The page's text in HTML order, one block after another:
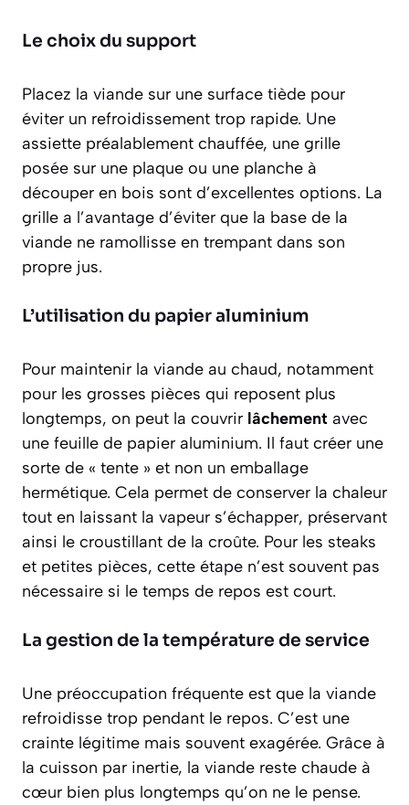
Le choix du support
Placez la viande sur une surface tiède pour
éviter un refroidissement trop rapide. Une
assiette préalablement chauffée, une grille
posée sur une plaque ou une planche à
découper en bois sont d’excellentes options. La
grille a l’avantage d’éviter que la base de la
viande ne ramollisse en trempant dans son
propre jus.
L’utilisation du papier aluminium
Pour maintenir la viande au chaud, notamment
pour les grosses pièces qui reposent plus
longtemps, on peut la couvrir lâchement avec
une feuille de papier aluminium. Il faut créer une
sorte de « tente » et non un emballage
hermétique. Cela permet de conserver la chaleur
tout en laissant la vapeur s’échapper, préservant
ainsi le croustillant de la croûte. Pour les steaks
et petites pièces, cette étape n’est souvent pas
nécessaire si le temps de repos est court.
La gestion de la température de service
Une préoccupation fréquente est que la viande
refroidisse trop pendant le repos. C’est une
crainte légitime mais souvent exagérée. Grâce à
la cuisson par inertie, la viande reste chaude à
cœur bien plus longtemps qu’on ne le pense.